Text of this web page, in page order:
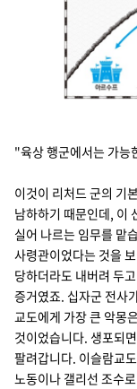
"육상 행군에서는 가능
이것이 리처드 군의 기
남하하기 때문인데, 이
실어 나르는 임무를 맡
사령관이었다는 것을
당하더라도 내버려 두
증거였죠. 십자군 전사
교도에게 가장 큰 악몽
것이었습니다. 생포되
팔려갑니다. 이슬람교
노동이나 갤리선 조수